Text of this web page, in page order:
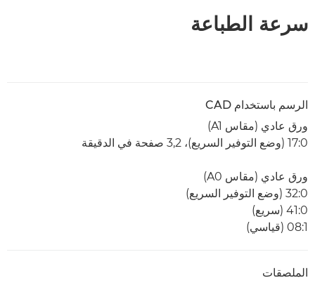
سرعة الطباعة
الرسم باستخدام CAD
ورق عادي (مقاس A1)
0:‏17 (وضع التوفير السريع)، 3,2 صفحة في الدقيقة
ورق عادي (مقاس A0)
0:‏32 (وضع التوفير السريع)
0:‏41 (سريع)
1:‏08 (قياسي)
الملصقات